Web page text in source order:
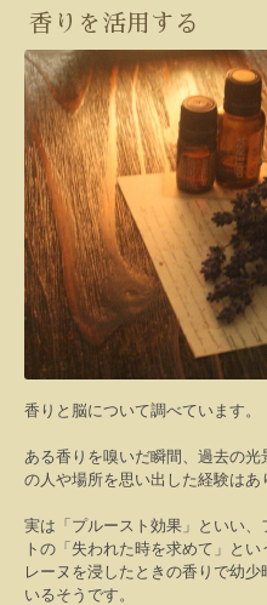
香りを活用する
香りと脳について調べています。
ある香りを嗅いだ瞬間、過去の
の人や場所を思い出した経験はあ
実は「プルースト効果」といい
トの「失われた時を求めて」と
レーヌを浸したときの香りで幼
いるそうです。